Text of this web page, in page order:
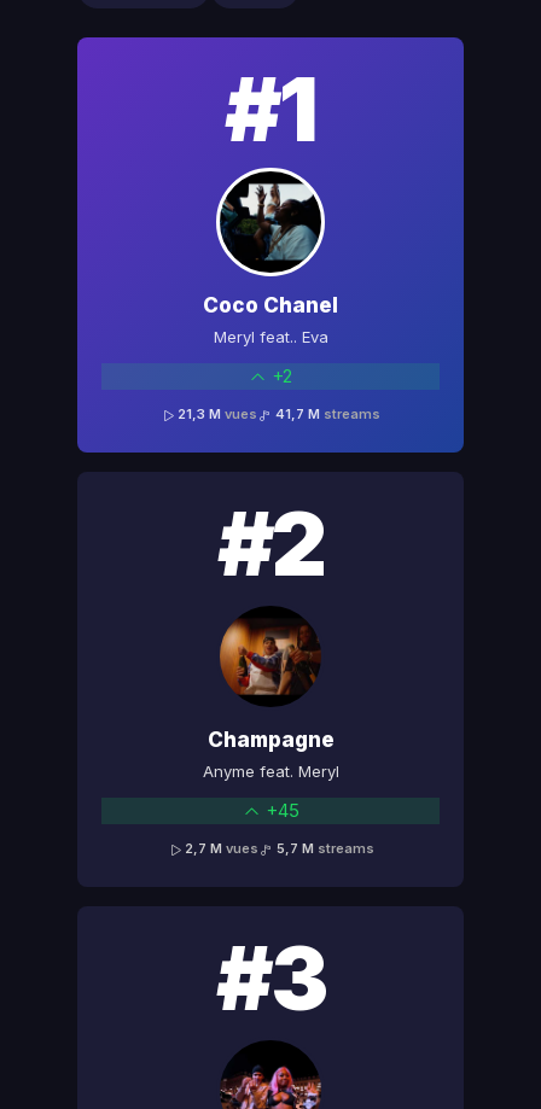
#2
Champagne
Anyme feat. Meryl
+45
2,7 M vues 5,7 M streams
#1
Coco Chanel
Meryl feat.. Eva
+2
21,3 M vues 41,7 M streams
#3